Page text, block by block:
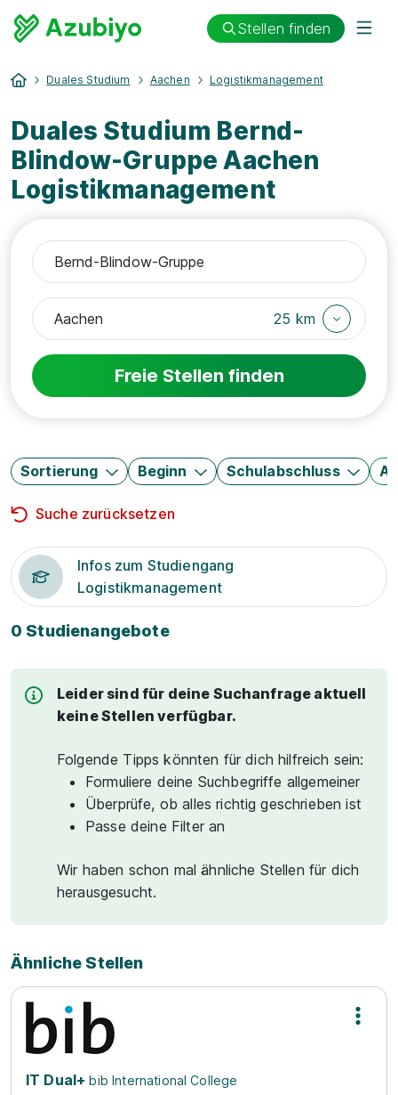
Stellen finden
Duales Studium Aachen Logistikmanagement
Duales Studium Bernd-
Blindow-Gruppe Aachen
Logistikmanagement
25 km
Freie Stellen finden
Sortierung Beginn Schulabschluss
Suche zurücksetzen
Infos zum Studiengang
Logistikmanagement
0 Studienangebote
Leider sind für deine Suchanfrage aktuell
keine Stellen verfügbar.
Folgende Tipps könnten für dich hilfreich sein:
Formuliere deine Suchbegriffe allgemeiner
Überprüfe, ob alles richtig geschrieben ist
Passe deine Filter an
Wir haben schon mal ähnliche Stellen für dich
herausgesucht.
Ähnliche Stellen
IT Dual+ bib International College